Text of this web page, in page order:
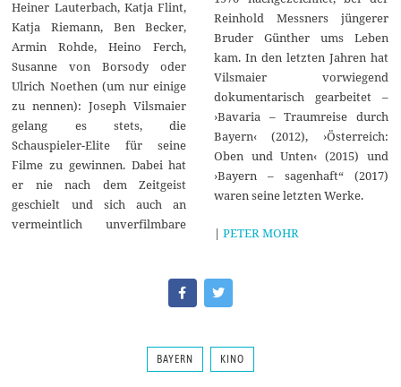
Heiner Lauterbach, Katja Flint,
Katja Riemann, Ben Becker,
Armin Rohde, Heino Ferch,
Susanne von Borsody oder
Ulrich Noethen (um nur einige
zu nennen): Joseph Vilsmaier
gelang es stets, die
Schauspieler-Elite für seine
Filme zu gewinnen. Dabei hat
er nie nach dem Zeitgeist
geschielt und sich auch an
vermeintlich unverfilmbare
Reinhold Messners jüngerer
Bruder Günther ums Leben
kam. In den letzten Jahren hat
Vilsmaier vorwiegend
dokumentarisch gearbeitet –
›Bavaria – Traumreise durch
Bayern‹ (2012), ›Österreich:
Oben und Unten‹ (2015) und
›Bayern – sagenhaft“ (2017)
waren seine letzten Werke.
| PETER MOHR
BAYERN KINO